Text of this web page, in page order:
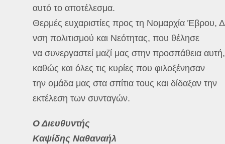
αυτό το αποτέλεσμα.
Θερμές ευχαριστίες προς τη Νομαρχία Έβρου,
νση πολιτισμού και Νεότητας, που θέλησε
να συνεργαστεί μαζί μας στην προσπάθεια αυτή,
καθώς και όλες τις κυρίες που φιλοξένησαν
την ομάδα μας στα σπίτια τους και δίδαξαν την
εκτέλεση των συνταγών.
Ο Διευθυντής
Καψίδης Ναθαναήλ